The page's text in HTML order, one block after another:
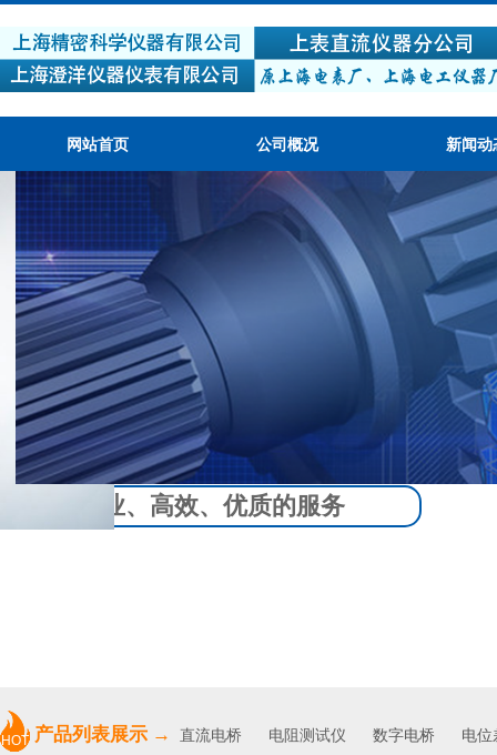
网站首页 公司概况 新闻动
产品质量可靠，性价比高
专业、高效、优质的服务
HOT 产品列表展示 → 直流电桥 电阻测试仪 数字电桥 电位